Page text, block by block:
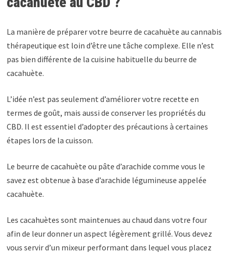
La manière de préparer votre beurre de cacahuète au cannabis
thérapeutique est loin d’être une tâche complexe. Elle n’est
pas bien différente de la cuisine habituelle du beurre de
cacahuète.
L’idée n’est pas seulement d’améliorer votre recette en
termes de goût, mais aussi de conserver les propriétés du
CBD. Il est essentiel d’adopter des précautions à certaines
étapes lors de la cuisson.
Le beurre de cacahuète ou pâte d’arachide comme vous le
savez est obtenue à base d’arachide légumineuse appelée
cacahuète.
Les cacahuètes sont maintenues au chaud dans votre four
afin de leur donner un aspect légèrement grillé. Vous devez
vous servir d’un mixeur performant dans lequel vous placez